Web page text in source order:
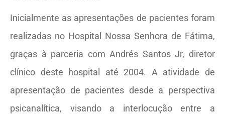
Inicialmente as apresentações de pacientes foram
realizadas no Hospital Nossa Senhora de Fátima,
graças à parceria com Andrés Santos Jr, diretor
clínico deste hospital até 2004. A atividade de
apresentação de pacientes desde a perspectiva
psicanalítica, visando a interlocução entre a